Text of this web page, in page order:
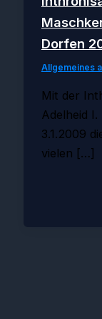
Dorfen
Allgemeines
Mit der
Adelheid
3.1.2009
vielen […]